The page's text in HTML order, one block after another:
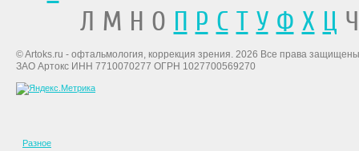
Л М Н О П Р С Т У Ф Х Ц
© Artoks.ru - офтальмология, коррекция зрения. 2026 Все права
ЗАО Артокс ИНН 7710070277 ОГРН 1027700569270
Разное